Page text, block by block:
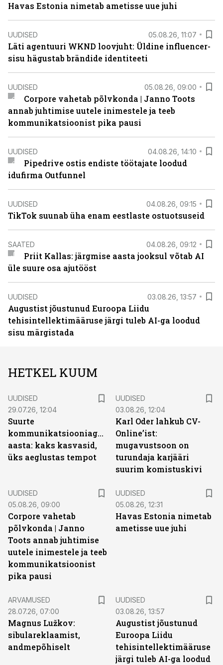
Havas Estonia nimetab ametisse uue juhi
UUDISED 05.08.26, 11:07
Läti agentuuri WKND loovjuht: Üldine influencer-
sisu hägustab brändide identiteeti
UUDISED 05.08.26, 09:00
Corpore vahetab põlvkonda | Janno Toots
annab juhtimise uutele inimestele ja teeb
kommunikatsioonist pika pausi
UUDISED 04.08.26, 14:10
Pipedrive ostis endiste töötajate loodud
idufirma Outfunnel
UUDISED 04.08.26, 09:15
TikTok suunab üha enam eestlaste ostuotsuseid
SAATED 04.08.26, 09:12
Priit Kallas: järgmise aasta jooksul võtab AI
üle suure osa ajutööst
UUDISED 03.08.26, 13:57
Augustist jõustunud Euroopa Liidu
tehisintellektimääruse järgi tuleb AI-ga loodud
sisu märgistada
HETKEL KUUM
UUDISED
29.07.26, 12:04
Suurte
kommunikatsiooniagentuuride
aasta: kaks kasvasid,
üks aeglustas tempot
UUDISED
03.08.26, 12:04
Karl Oder lahkub CV-
Online’ist:
mugavustsoon on
turundaja karjääri
suurim komistuskivi
UUDISED
05.08.26, 09:00
Corpore vahetab
põlvkonda | Janno
Toots annab juhtimise
uutele inimestele ja teeb
kommunikatsioonist
pika pausi
UUDISED
05.08.26, 12:31
Havas Estonia nimetab
ametisse uue juhi
ARVAMUSED
28.07.26, 07:00
Magnus Lužkov:
sibulareklaamist,
andmepõhiselt
UUDISED
03.08.26, 13:57
Augustist jõustunud
Euroopa Liidu
tehisintellektimääruse
järgi tuleb AI-ga loodud